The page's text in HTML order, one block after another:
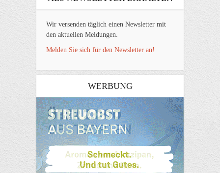
Wir versenden täglich einen Newsletter mit
den aktuellen Meldungen.
Melden Sie sich für den Newsletter an!
WERBUNG